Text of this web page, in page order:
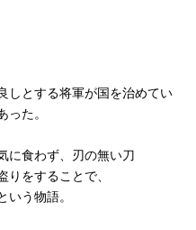
しとする将軍が国を治めてい
った。
に食わず、刃の無い刀
りをすることで、
う物語。